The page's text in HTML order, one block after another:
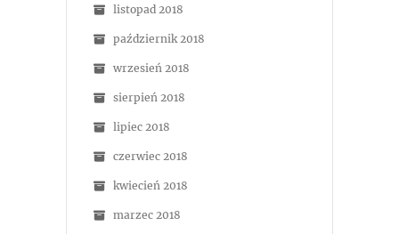
listopad 2018
październik 2018
wrzesień 2018
sierpień 2018
lipiec 2018
czerwiec 2018
kwiecień 2018
marzec 2018